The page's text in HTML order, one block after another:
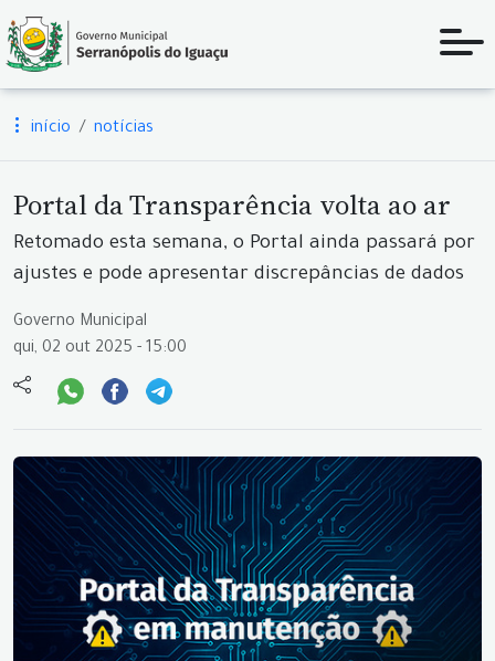
início notícias
Portal da Transparência volta ao ar
Retomado esta semana, o Portal ainda passará por
ajustes e pode apresentar discrepâncias de dados
Governo Municipal
qui, 02 out 2025 - 15:00